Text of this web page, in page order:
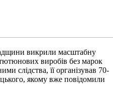
викрили масштабну
виробів без марок
слідства, її організував 70-
якому вже повідомили